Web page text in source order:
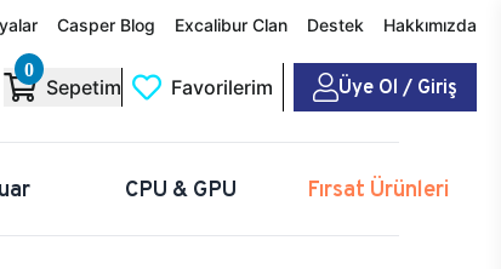
Casper Blog Excalibur Clan Destek Hakkımızda
0
Sepetim Favorilerim Üye Ol / Giriş
CPU & GPU Fırsat Ürünleri